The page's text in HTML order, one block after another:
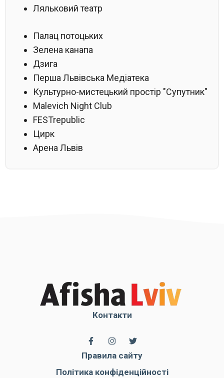
Ляльковий театр
Палац потоцьких
Зелена канапа
Дзига
Перша Львівська Медіатека
Культурно-мистецький простір "Супутник"
Malevich Night Club
FESTrepublic
Цирк
Арена Львів
Контакти
Правила сайту
Політика конфіденційності